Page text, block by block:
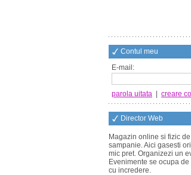
Contul meu
E-mail:
parola uitata creare
Director Web
Magazin online si fizic
sampanie. Aici gasesti
mic pret. Organizezi un
Evenimente se ocupa
cu incredere.